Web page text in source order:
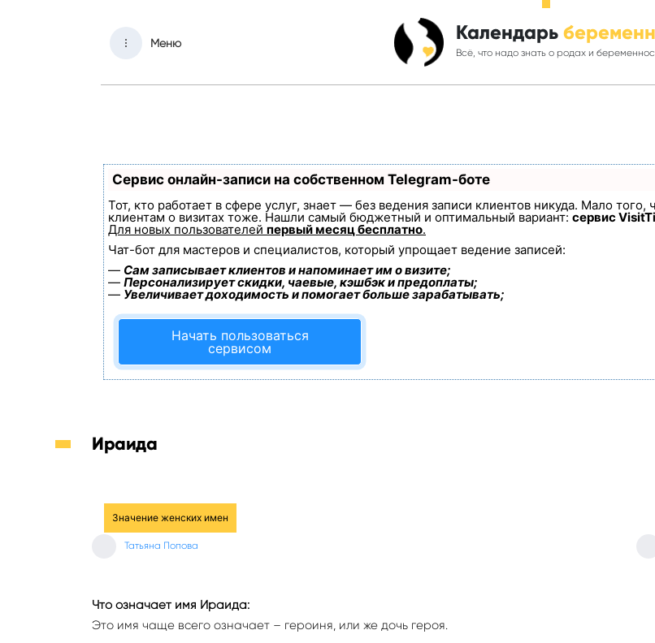
Меню Календарь
Всё, что надо знать о родах и
Сервис онлайн-записи на собственном Telegram-боте
Тот, кто работает в сфере услуг, знает — без ведения записи клиентов никуда. Мало
клиентам о визитах тоже. Нашли самый бюджетный и оптимальный вариант: сервис
Для новых пользователей первый месяц бесплатно.
Чат-бот для мастеров и специалистов, который упрощает ведение записей:
— Сам записывает клиентов и напоминает им о визите;
— Персонализирует скидки, чаевые, кэшбэк и предоплаты;
— Увеличивает доходимость и помогает больше зарабатывать;
Начать пользоваться
сервисом
Ираида
Значение женских имен
Татьяна Попова
Что означает имя Ираида:
Это имя чаще всего означает – героиня, или же дочь героя.